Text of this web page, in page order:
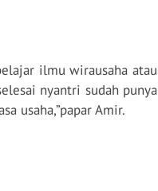
ilmu wirausaha atau
nyantri sudah punya
usaha,”papar Amir.